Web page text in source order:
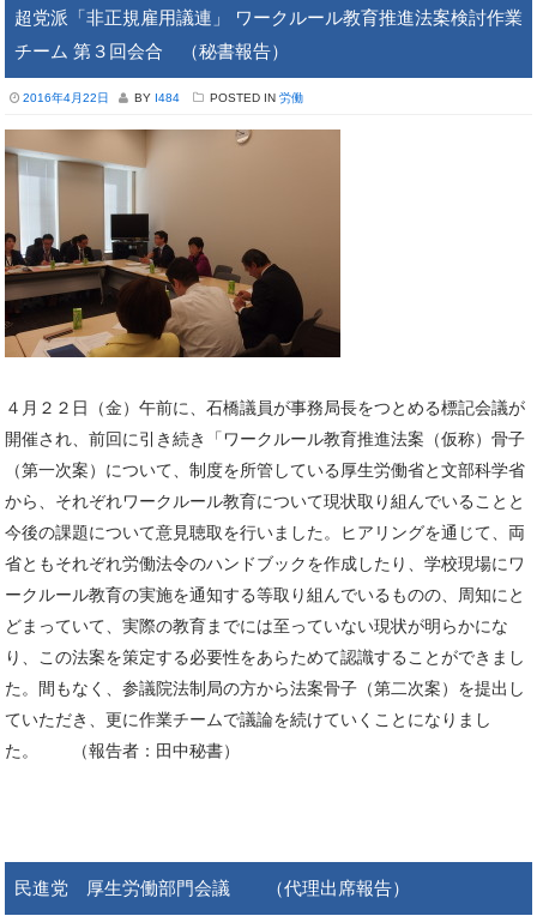
超党派「非正規雇用議連」 ワークルール教育推進法案検討作業
チーム 第３回会合 （秘書報告）
2016年4月22日 BY I484 POSTED IN 労働
４月２２日（金）午前に、石橋議員が事務局長をつとめる標記会議が
開催され、前回に引き続き「ワークルール教育推進法案（仮称）骨子
（第一次案）について、制度を所管している厚生労働省と文部科学省
から、それぞれワークルール教育について現状取り組んでいることと
今後の課題について意見聴取を行いました。ヒアリングを通じて、両
省ともそれぞれ労働法令のハンドブックを作成したり、学校現場にワ
ークルール教育の実施を通知する等取り組んでいるものの、周知にと
どまっていて、実際の教育までには至っていない現状が明らかにな
り、この法案を策定する必要性をあらためて認識することができまし
た。間もなく、参議院法制局の方から法案骨子（第二次案）を提出し
ていただき、更に作業チームで議論を続けていくことになりまし
た。 （報告者：田中秘書）
民進党 厚生労働部門会議 （代理出席報告）